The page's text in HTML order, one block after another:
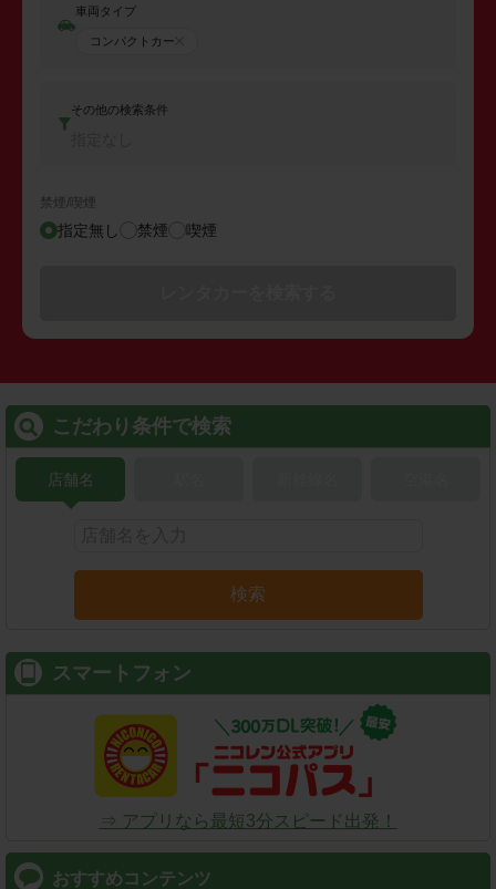
車両タイプ
コンパクトカー
その他の検索条件
禁煙/喫煙
指定無し 禁煙 喫煙
こだわり条件で検索
店舗名
検索
スマートフォン
⇒ アプリなら最短3分スピード出発！
おすすめコンテンツ